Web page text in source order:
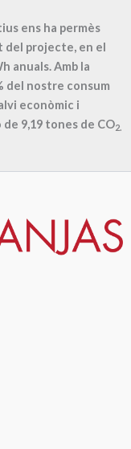
ens ha permès
del projecte, en el
anuals. Amb la
del nostre consum
econòmic i
de 9,19 tones de CO2.